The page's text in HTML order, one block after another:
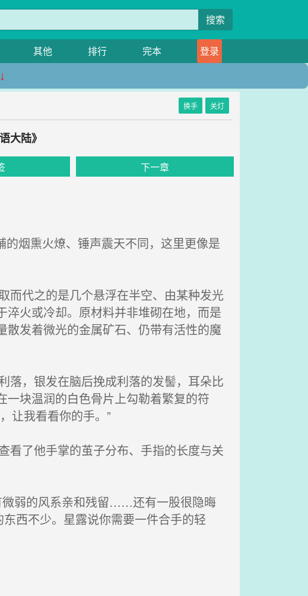
搜索
其他 排行 完本
登录
换手 关灯
大陆》
下一章
烟熏火燎、锤声震天不同，这里更像是
代之的是几个悬浮在半空、由某种发光
火或冷却。原材料并非堆砌在地，而是
发着微光的金属矿石、仍带有活性的魔
，银发在脑后挽成利落的发髻，耳朵比
块温润的白色骨片上勾勒着繁复的符
让我看看你的手。”
了他手掌的茧子分布、手指的长度与关
微弱的风系亲和残留……还有一股很隐晦
西不少。星露说你需要一件合手的轻